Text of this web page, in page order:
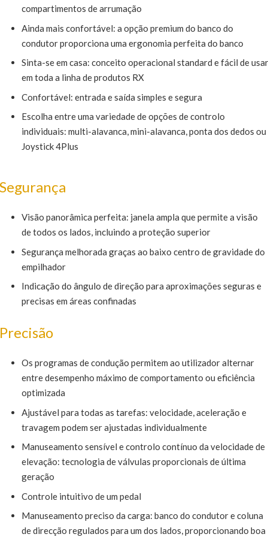
compartimentos de arrumação
Ainda mais confortável: a opção premium do banco do
condutor proporciona uma ergonomia perfeita do banco
Sinta-se em casa: conceito operacional standard e fácil de usar
em toda a linha de produtos RX
Confortável: entrada e saída simples e segura
Escolha entre uma variedade de opções de controlo
individuais: multi-alavanca, mini-alavanca, ponta dos dedos ou
Joystick 4Plus
Visão panorâmica perfeita: janela ampla que permite a visão
de todos os lados, incluindo a proteção superior
Segurança melhorada graças ao baixo centro de gravidade do
empilhador
Indicação do ângulo de direção para aproximações seguras e
precisas em áreas confinadas
Os programas de condução permitem ao utilizador alternar
entre desempenho máximo de comportamento ou eficiência
optimizada
Ajustável para todas as tarefas: velocidade, aceleração e
travagem podem ser ajustadas individualmente
Manuseamento sensível e controlo contínuo da velocidade de
elevação: tecnologia de válvulas proporcionais de última
geração
Controle intuitivo de um pedal
Manuseamento preciso da carga: banco do condutor e coluna
de direcção regulados para um dos lados, proporcionando boa